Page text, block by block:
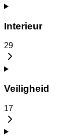
Interieur
29
Veiligheid
17